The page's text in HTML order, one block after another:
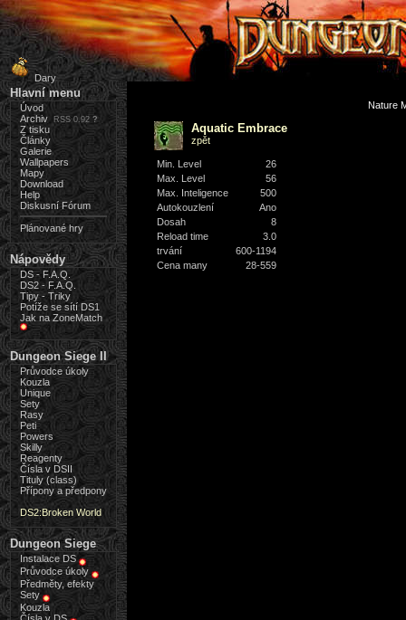
Dary
Hlavní menu
Úvod
Archiv
RSS 0.92 ?
Z tisku
Články
Galerie
Wallpapers
Mapy
Download
Help
Diskusní Fórum
Plánované hry
Nápovědy
DS - F.A.Q.
DS2 - F.A.Q.
Tipy - Triky
Potíže se sítí DS1
Jak na ZoneMatch
Dungeon Siege II
Průvodce úkoly
Kouzla
Unique
Sety
Rasy
Peti
Powers
Skilly
Reagenty
Čísla v DSII
Tituly (class)
Přípony a předpony
DS2:Broken World
Dungeon Siege
Instalace DS
Průvodce úkoly
Předměty, efekty
Sety
Kouzla
Nature
Aquatic Embrace
zpět
Min. Level
26
Max. Level
56
Max. Inteligence
500
Autokouzlení
Ano
Dosah
8
Reload time
3.0
trvání
600-1194
Cena many
28-559